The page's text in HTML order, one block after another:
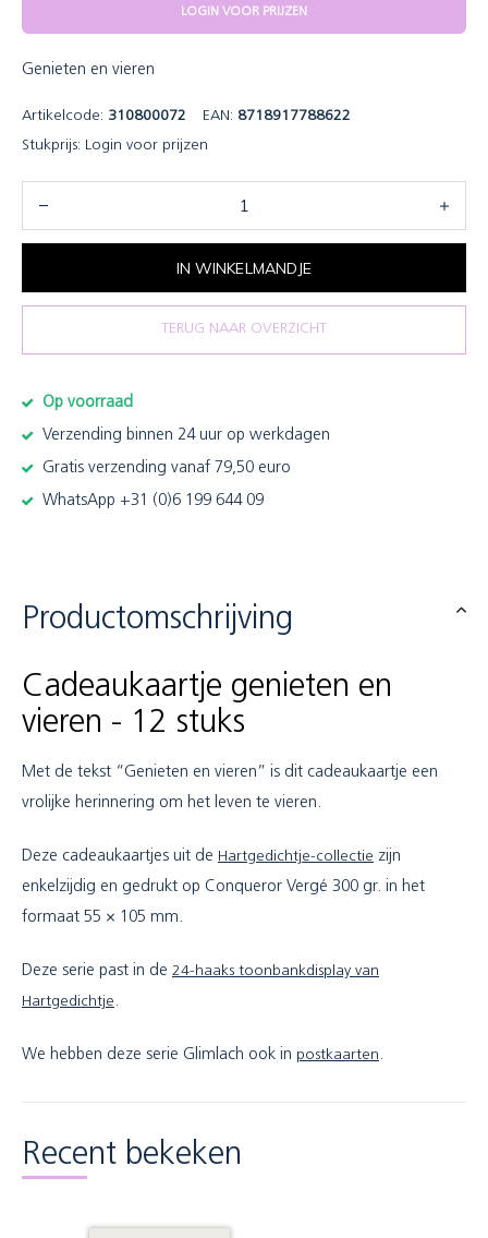
LOGIN VOOR PRIJZEN
Genieten en vieren
Artikelcode: 310800072 EAN: 8718917788622
Stukprijs: Login voor prijzen
IN WINKELMANDJE
TERUG NAAR OVERZICHT
Op voorraad
Verzending binnen 24 uur op werkdagen
Gratis verzending vanaf 79,50 euro
WhatsApp +31 (0)6 199 644 09
Productomschrijving
Cadeaukaartje genieten en
vieren - 12 stuks
Met de tekst “Genieten en vieren” is dit cadeaukaartje een
vrolijke herinnering om het leven te vieren.
Deze cadeaukaartjes uit de Hartgedichtje-collectie zijn
enkelzijdig en gedrukt op Conqueror Vergé 300 gr. in het
formaat 55 × 105 mm.
Deze serie past in de 24-haaks toonbankdisplay van
Hartgedichtje .
We hebben deze serie Glimlach ook in postkaarten .
Recent bekeken